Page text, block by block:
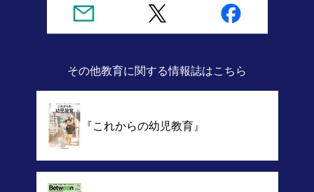
その他教育に関する情報誌はこちら
『これからの幼児教育』